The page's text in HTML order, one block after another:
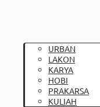
URBAN
LAKON
KARYA
HOBI
PRAKARSA
KULIAH